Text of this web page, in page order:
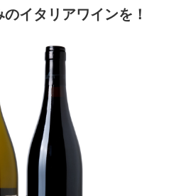
イタリアワインを！